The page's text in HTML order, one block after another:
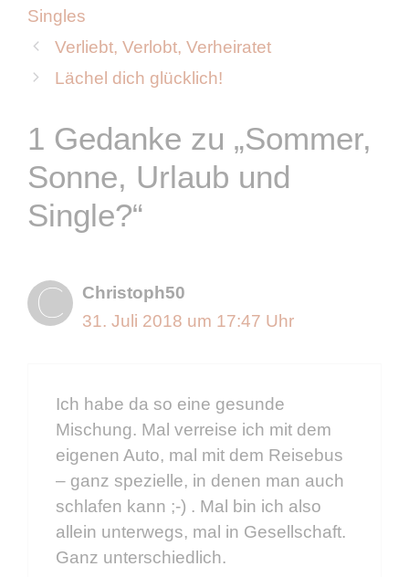
Singles
Verliebt, Verlobt, Verheiratet
Lächel dich glücklich!
1 Gedanke zu „Sommer,
Sonne, Urlaub und
Single?“
Christoph50
31. Juli 2018 um 17:47 Uhr
Ich habe da so eine gesunde
Mischung. Mal verreise ich mit dem
eigenen Auto, mal mit dem Reisebus
– ganz spezielle, in denen man auch
schlafen kann ;-) . Mal bin ich also
allein unterwegs, mal in Gesellschaft.
Ganz unterschiedlich.